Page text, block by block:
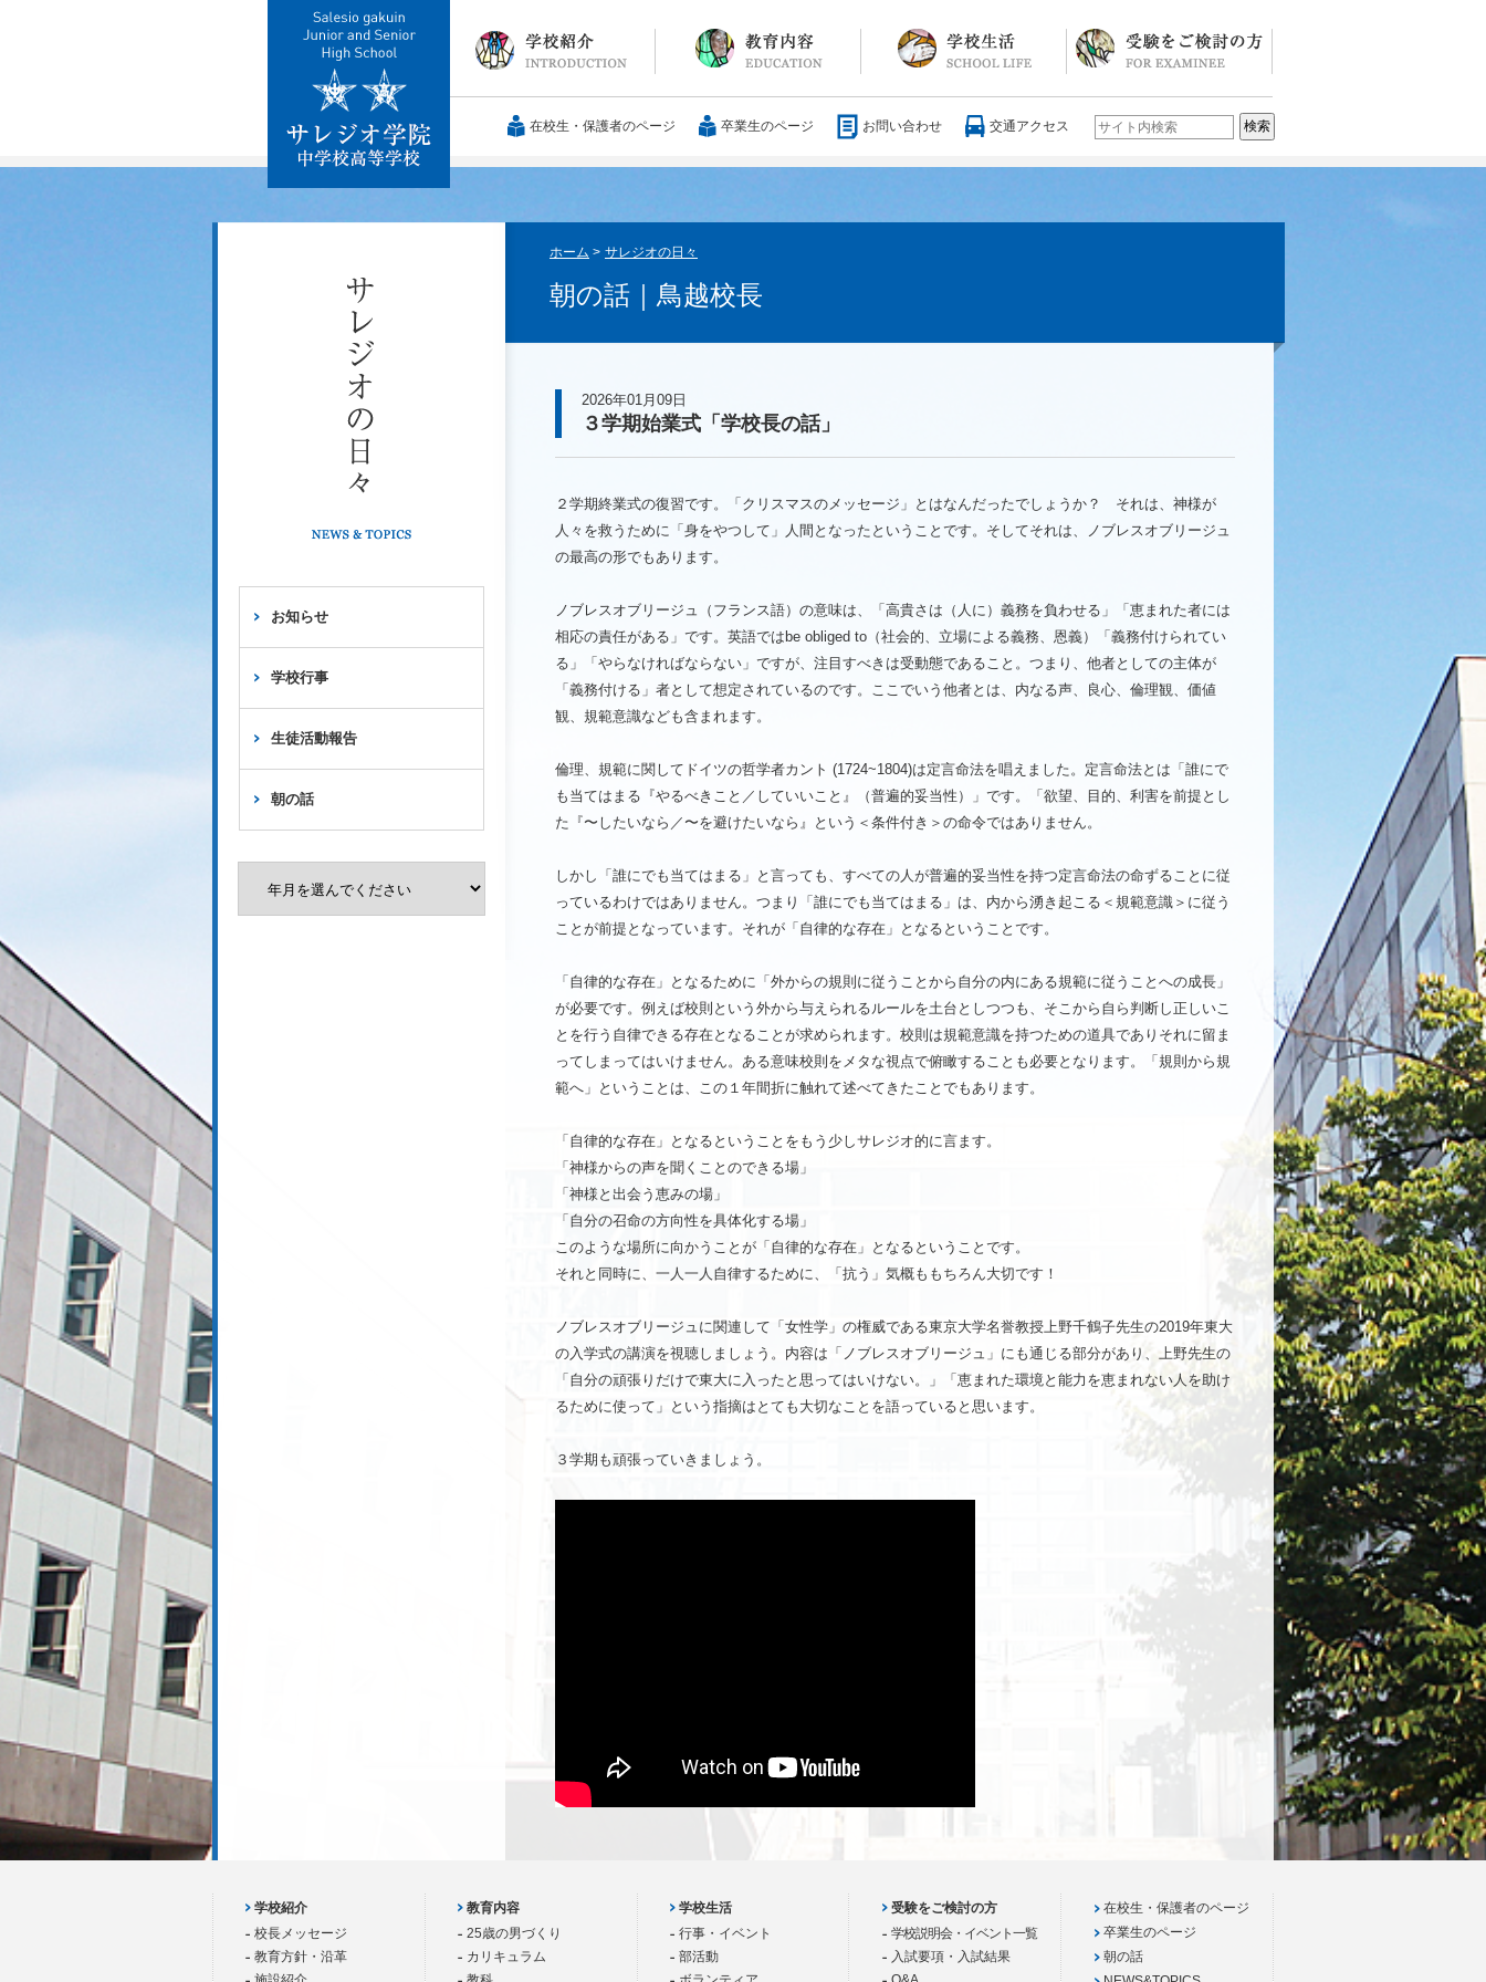
校長メッセージ
教育方針・沿革
施設紹介
交通アクセス 25歳の男づくり
カリキュラム
教科
国際交流
大学合格実績 行事・イベント
部活動
ボランティア
サレジアンエピソード
サレジオの日々(ブログ) 学校説明会・イベント一覧
入試要項・入試結果
Q&A
お問い合わせ
学校案内パンフレット
在校生・保護者のページ 卒業生のページ お問い合わせ 交通アクセス
お知らせ
学校行事
生徒活動報告
朝の話
ホーム > サレジオの日々
朝の話｜鳥越校長
2026年01月09日
３学期始業式「学校長の話」
２学期終業式の復習です。「クリスマスのメッセージ」とはなんだったでしょうか？ それは、神様が
人々を救うために「身をやつして」人間となったということです。そしてそれは、ノブレスオブリージュ
の最高の形でもあります。
ノブレスオブリージュ（フランス語）の意味は、「高貴さは（人に）義務を負わせる」「恵まれた者には
相応の責任がある」です。英語ではbe obliged to（社会的、立場による義務、恩義）「義務付けられてい
る」「やらなければならない」ですが、注目すべきは受動態であること。つまり、他者としての主体が
「義務付ける」者として想定されているのです。ここでいう他者とは、内なる声、良心、倫理観、価値
観、規範意識なども含まれます。
倫理、規範に関してドイツの哲学者カント (1724~1804)は定言命法を唱えました。定言命法とは「誰にで
も当てはまる『やるべきこと／していいこと』（普遍的妥当性）」です。「欲望、目的、利害を前提とし
た『〜したいなら／〜を避けたいなら』という＜条件付き＞の命令ではありません。
しかし「誰にでも当てはまる」と言っても、すべての人が普遍的妥当性を持つ定言命法の命ずることに従
っているわけではありません。つまり「誰にでも当てはまる」は、内から湧き起こる＜規範意識＞に従う
ことが前提となっています。それが「自律的な存在」となるということです。
「自律的な存在」となるために「外からの規則に従うことから自分の内にある規範に従うことへの成長」
が必要です。例えば校則という外から与えられるルールを土台としつつも、そこから自ら判断し正しいこ
とを行う自律できる存在となることが求められます。校則は規範意識を持つための道具でありそれに留ま
ってしまってはいけません。ある意味校則をメタな視点で俯瞰することも必要となります。「規則から規
範へ」ということは、この１年間折に触れて述べてきたことでもあります。
「自律的な存在」となるということをもう少しサレジオ的に言ます。
「神様からの声を聞くことのできる場」
「神様と出会う恵みの場」
「自分の召命の方向性を具体化する場」
このような場所に向かうことが「自律的な存在」となるということです。
それと同時に、一人一人自律するために、「抗う」気概ももちろん大切です！
ノブレスオブリージュに関連して「女性学」の権威である東京大学名誉教授上野千鶴子先生の2019年東大
の入学式の講演を視聴しましょう。内容は「ノブレスオブリージュ」にも通じる部分があり、上野先生の
「自分の頑張りだけで東大に入ったと思ってはいけない。」「恵まれた環境と能力を恵まれない人を助け
るために使って」という指摘はとても大切なことを語っていると思います。
３学期も頑張っていきましょう。
学校紹介
校長メッセージ
教育方針・沿革
教育内容
25歳の男づくり
カリキュラム
学校生活
行事・イベント
部活動
受験をご検討の方
学校説明会・イベント一覧
入試要項・入試結果
在校生・保護者のページ
卒業生のページ
朝の話